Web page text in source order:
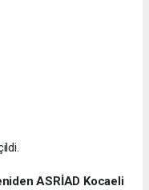
ASRİAD Kocaeli